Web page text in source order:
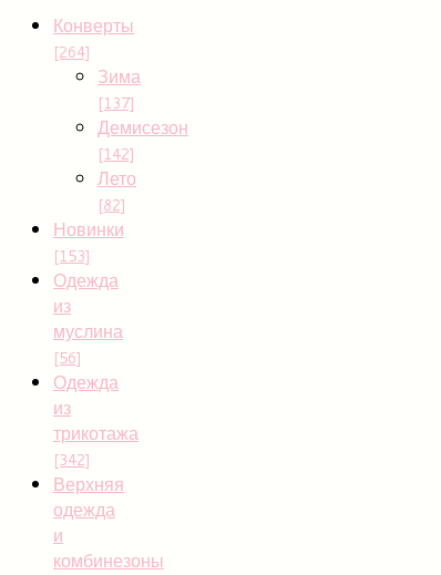
Конверты
[264]
Зима
[137]
Демисезон
[142]
Лето
[82]
Новинки
[153]
Одежда
из
муслина
[56]
Одежда
из
трикотажа
[342]
Верхняя
одежда
и
комбинезоны